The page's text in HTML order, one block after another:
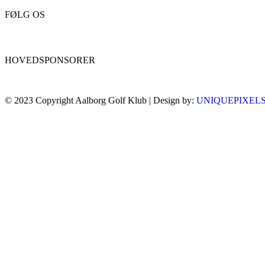
FØLG OS
HOVEDSPONSORER
© 2023 Copyright Aalborg Golf Klub | Design by: